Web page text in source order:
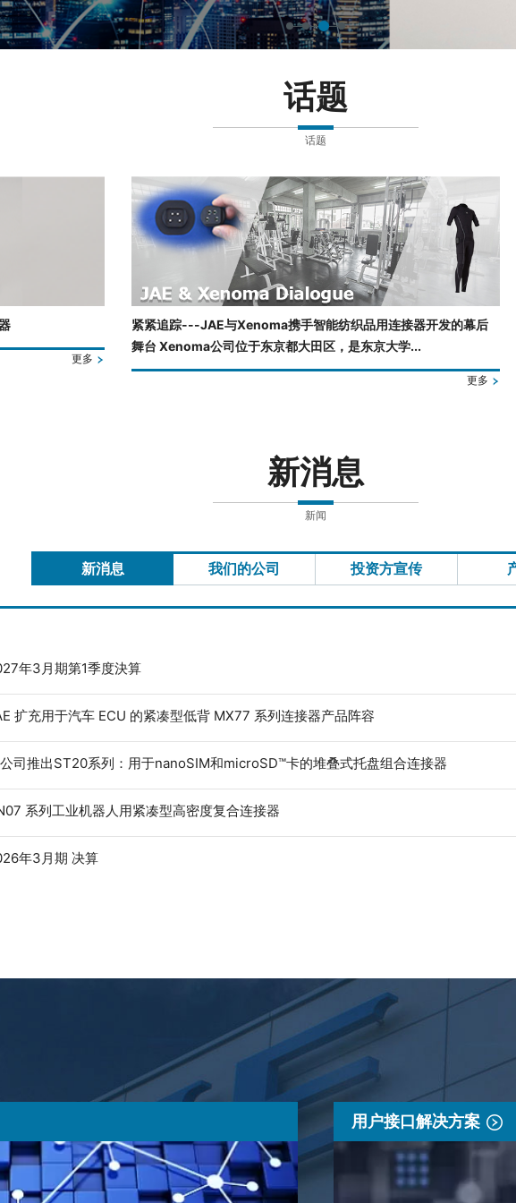
话题
话题
更多
紧紧追踪---JAE与Xenoma携手智能纺织品用连接器开发的幕后
舞台 Xenoma公司位于东京都大田区，是东京大学...
更多
新消息
新闻
新消息 我们的公司 投资方宣传
年3月期第1季度決算
扩充用于汽车 ECU 的紧凑型低背 MX77 系列连接器产品阵容
司推出ST20系列：用于nanoSIM和microSD™卡的堆叠式托盘组合连接器
系列工业机器人用紧凑型高密度复合连接器
年3月期 决算
用户接口解决方案